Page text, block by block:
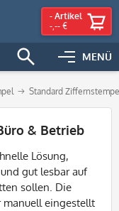
MENÜ
- Artikel
-,-- €
Standard
& Betrieb
Lösung,
gut lesbar auf
sollen. Die
manuell eingestellt